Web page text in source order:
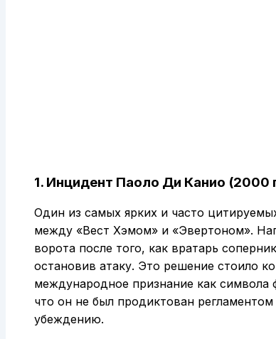
1. Инцидент Паоло Ди Канио (2000
Один из самых ярких и часто
между «Вест Хэмом» и «Эвертоном».
ворота после того, как вратарь
остановив атаку. Это решение стоило
международное признание как символа
что он не был продиктован
убеждению.